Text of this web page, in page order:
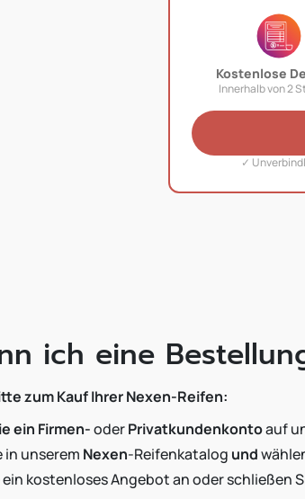
Kostenlose
Innerhalb von 2
✓
ich eine
zum Kauf Ihrer Nexen-Reifen:
ein Firmen-oderPrivatkundenkontoauf
in unserem Nexen-Reifenkatalog und
ein kostenloses Angebot an oder schließen